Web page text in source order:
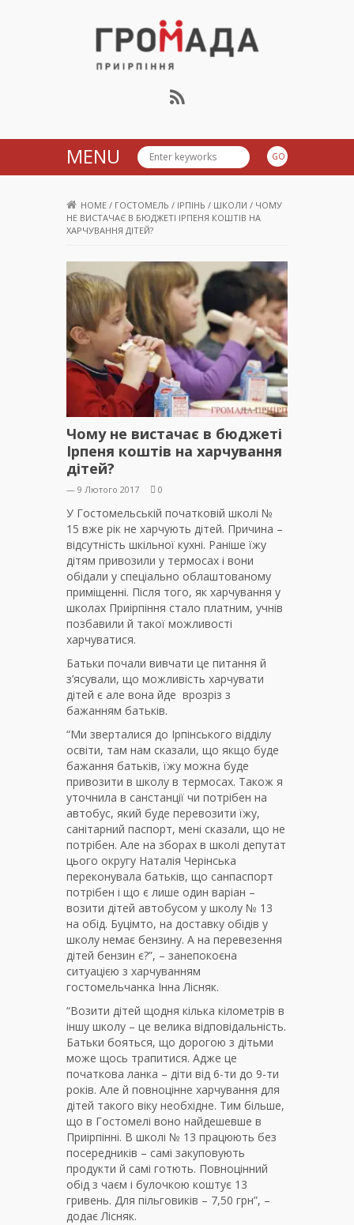
Громада Приірпіння
MENU
HOME / ГОСТОМЕЛЬ / ІРПІНЬ / ШКОЛИ / ЧОМУ
НЕ ВИСТАЧАЄ В БЮДЖЕТІ ІРПЕНЯ КОШТІВ НА
ХАРЧУВАННЯ ДІТЕЙ?
Чому не вистачає в бюджеті
Ірпеня коштів на харчування
дітей?
— 9 Лютого 2017 0
У Гостомельській початковій школі №
15 вже рік не харчують дітей. Причина –
відсутність шкільної кухні. Раніше їжу
дітям привозили у термосах і вони
обідали у спеціально облаштованому
приміщенні. Після того, як харчування у
школах Приірпіння стало платним, учнів
позбавили й такої можливості
харчуватися.
Батьки почали вивчати це питання й
з’ясували, що можливість харчувати
дітей є але вона йде врозріз з
бажанням батьків.
“Ми зверталися до Ірпінського відділу
освіти, там нам сказали, що якщо буде
бажання батьків, їжу можна буде
привозити в школу в термосах. Також я
уточнила в санстанції чи потрібен на
автобус, який буде перевозити їжу,
санітарний паспорт, мені сказали, що не
потрібен. Але на зборах в школі депутат
цього округу Наталія Черінська
переконувала батьків, що санпаспорт
потрібен і що є лише один варіан –
возити дітей автобусом у школу № 13
на обід. Буцімто, на доставку обідів у
школу немає бензину. А на перевезення
дітей бензин є?”, – занепокоєна
ситуацією з харчуванням
гостомельчанка Інна Лісняк.
“Возити дітей щодня кілька кілометрів в
іншу школу – це велика відповідальність.
Батьки бояться, що дорогою з дітьми
може щось трапитися. Адже це
початкова ланка – діти від 6-ти до 9-ти
років. Але й повноцінне харчування для
дітей такого віку необхідне. Тим більше,
що в Гостомелі воно найдешевше в
Приірпінні. В школі № 13 працюють без
посередників – самі закуповують
продукти й самі готють. Повноцінний
обід з чаєм і булочкою коштує 13
гривень. Для пільговиків – 7,50 грн”, –
додає Лісняк.